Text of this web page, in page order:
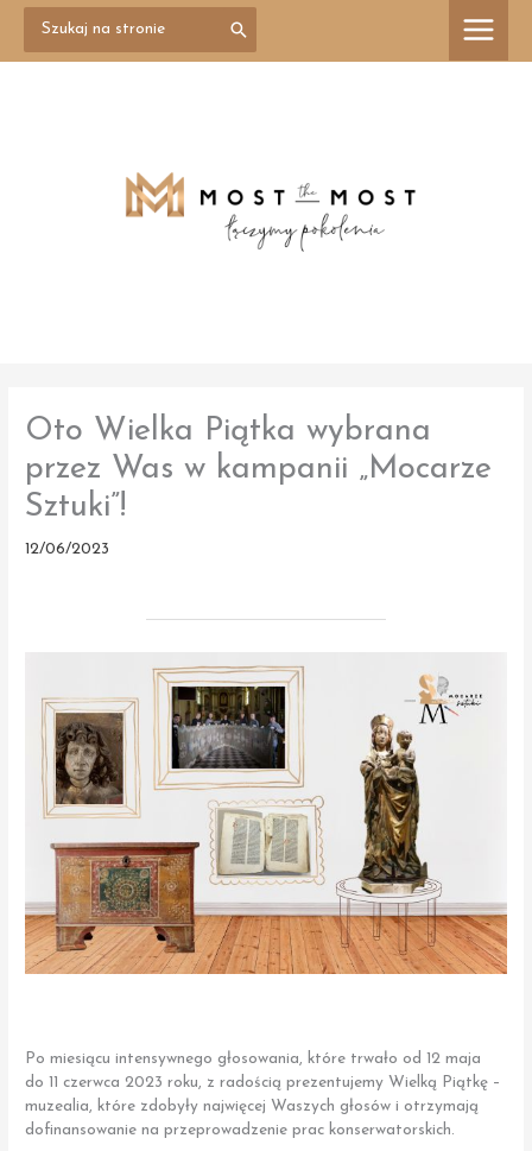
Przejdź
treści
for:
Oto Wielka Piątka wybrana
przez Was w kampanii „Mocarze
Sztuki”!
12/06/2023
Po miesiącu intensywnego głosowania, które trwało od 12 maja
do 11 czerwca 2023 roku, z radością prezentujemy Wielką Piątkę –
muzealia, które zdobyły najwięcej Waszych głosów i otrzymają
dofinansowanie na przeprowadzenie prac konserwatorskich.